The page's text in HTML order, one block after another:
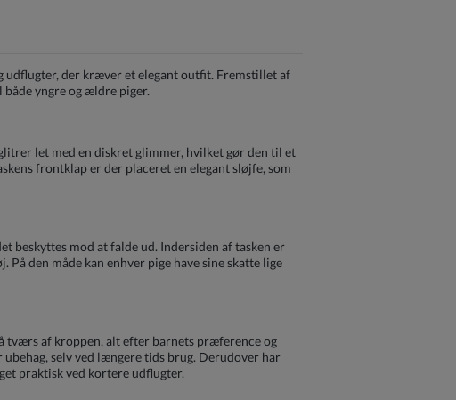
udflugter, der kræver et elegant outfit. Fremstillet af
yngre og ældre piger.
let med en diskret glimmer, hvilket gør den til et
frontklap er der placeret en elegant sløjfe, som
beskyttes mod at falde ud. Indersiden af tasken er
den måde kan enhver pige have sine skatte lige
tværs af kroppen, alt efter barnets præference og
ubehag, selv ved længere tids brug. Derudover har
praktisk ved kortere udflugter.